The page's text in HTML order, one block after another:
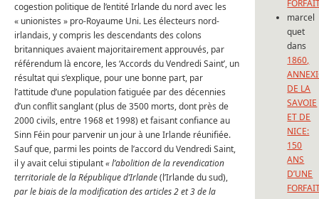
cogestion politique de l’entité Irlande du nord avec les
« unionistes » pro-Royaume Uni. Les électeurs nord-
irlandais, y compris les descendants des colons
britanniques avaient majoritairement approuvés, par
référendum là encore, les ‘Accords du Vendredi Saint’, un
résultat qui s’explique, pour une bonne part, par
l’attitude d’une population fatiguée par des décennies
d’un conflit sanglant (plus de 3500 morts, dont près de
2000 civils, entre 1968 et 1998) et faisant confiance au
Sinn Féin pour parvenir un jour à une Irlande réunifiée.
Sauf que, parmi les points de l’accord du Vendredi Saint,
il y avait celui stipulant« l’abolition de la revendication
territoriale de la République d’Irlande(l’Irlande du sud),
par le biais de la modification des articles 2 et 3 de la
marcel
quet
dans
1860,
DE LA
SAVOIE
ET DE
NICE:
150
ANS
D’UNE